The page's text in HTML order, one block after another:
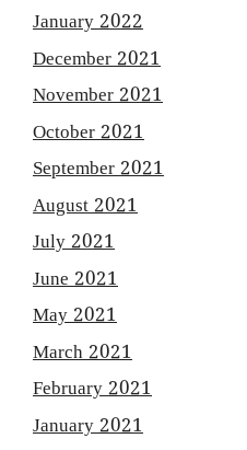
January 2022
December 2021
November 2021
October 2021
September 2021
August 2021
July 2021
June 2021
May 2021
March 2021
February 2021
January 2021